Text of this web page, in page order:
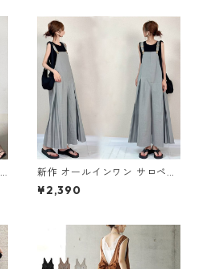
新作 オールインワン サロペッ
トパンツ m-462
¥2,390